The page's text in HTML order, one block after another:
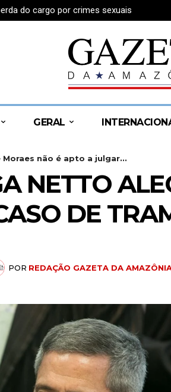
do cargo por crimes sexuais
GERAL
não é apto a julgar...
NETTO
DE
POR REDAÇÃO GAZETA DA